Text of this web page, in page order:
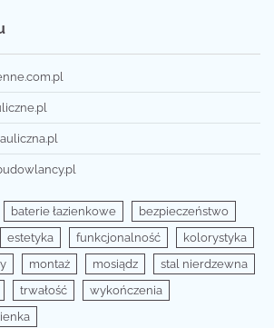
baterie łazienkowe
bezpieczeństwo
estetyka funkcjonalność
kolorystyka
montaż mosiądz
stal nierdzewna
trwałość
wykończenia